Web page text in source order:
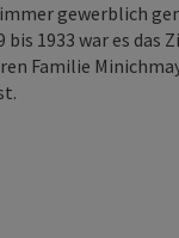
immer gewerblich
1933 war es das
Familie